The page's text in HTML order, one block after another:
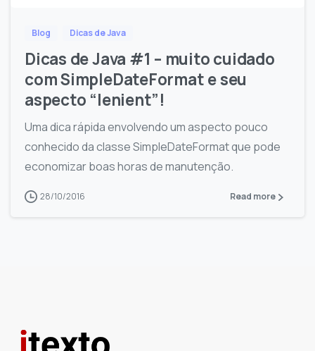
Blog Dicas de Java
Dicas de Java #1 – muito cuidado
com SimpleDateFormat e seu
aspecto “lenient”!
Uma dica rápida envolvendo um aspecto pouco
conhecido da classe SimpleDateFormat que pode
economizar boas horas de manutenção.
28/10/2016 Read more